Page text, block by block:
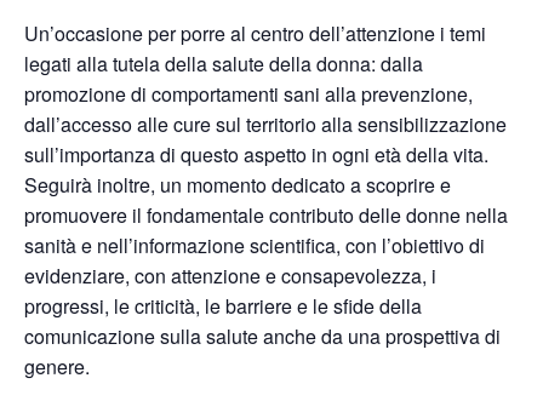
Un’occasione per porre al centro dell’attenzione i temi
legati alla tutela della salute della donna: dalla
promozione di comportamenti sani alla prevenzione,
dall’accesso alle cure sul territorio alla sensibilizzazione
sull’importanza di questo aspetto in ogni età della vita.
Seguirà inoltre, un momento dedicato a scoprire e
promuovere il fondamentale contributo delle donne nella
sanità e nell’informazione scientifica, con l’obiettivo di
evidenziare, con attenzione e consapevolezza, i
progressi, le criticità, le barriere e le sfide della
comunicazione sulla salute anche da una prospettiva di
genere.